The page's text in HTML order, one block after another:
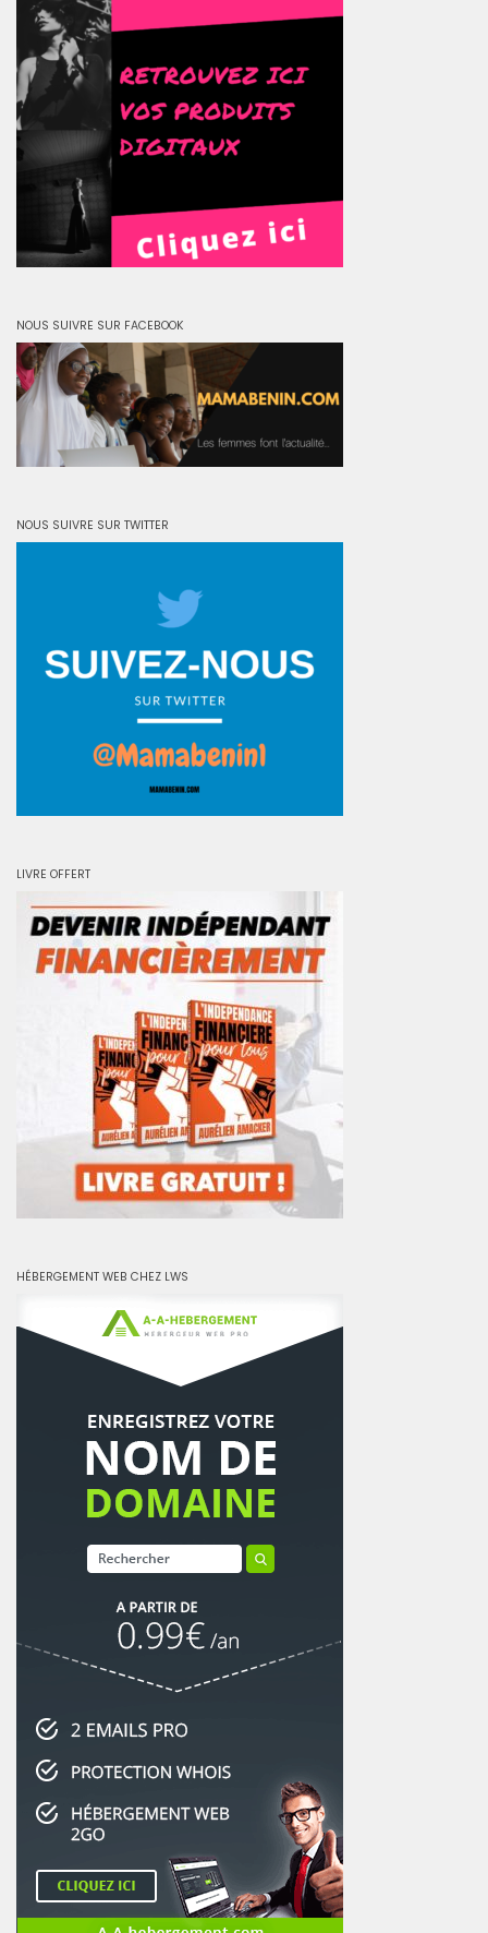
NOUS SUIVRE SUR FACEBOOK
NOUS SUIVRE SUR TWITTER
LIVRE OFFERT
HÉBERGEMENT WEB CHEZ LWS